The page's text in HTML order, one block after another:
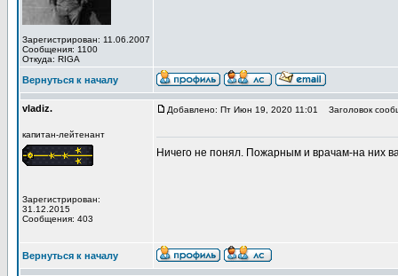
Зарегистрирован: 11.06.2007
Сообщения: 1100
Откуда: RIGA
Вернуться к началу
vladiz.
капитан-лейтенант
Зарегистрирован:
31.12.2015
Сообщения: 403
Добавлено: Пт Июн 19, 2020 11:01 Заголовок
Ничего не понял. Пожарным и врачам-на них
Вернуться к началу